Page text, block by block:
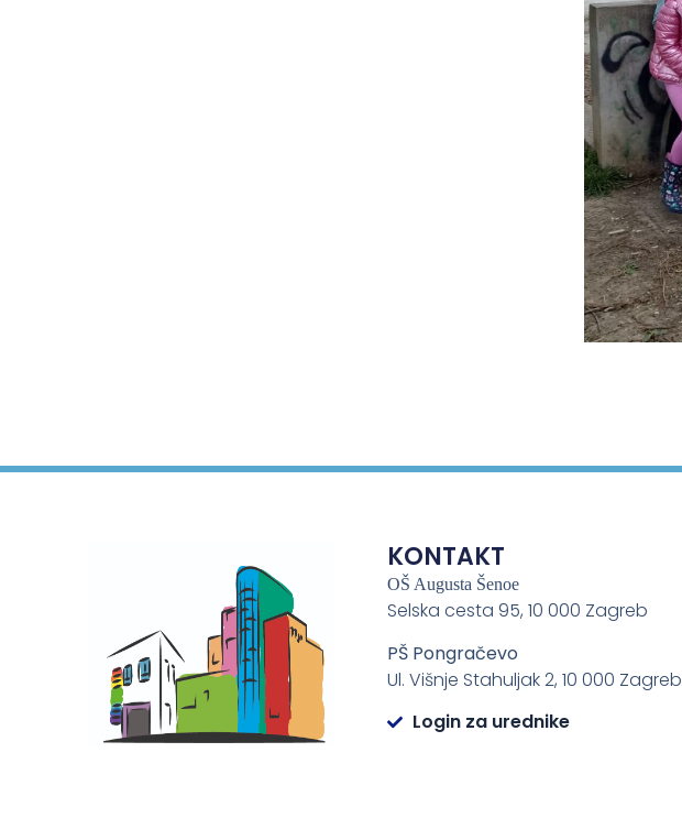
KONTAKT
OŠ Augusta Šenoe
Selska cesta 95, 10 000 Zagreb
PŠ Pongračevo
Ul. Višnje Stahuljak 2, 10 000 Zagreb
Login za urednike